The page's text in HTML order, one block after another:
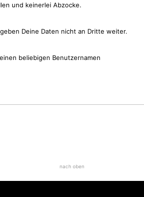
und keinerlei Abzocke.
Deine Daten nicht an Dritte weiter.
beliebigen Benutzernamen
nach oben